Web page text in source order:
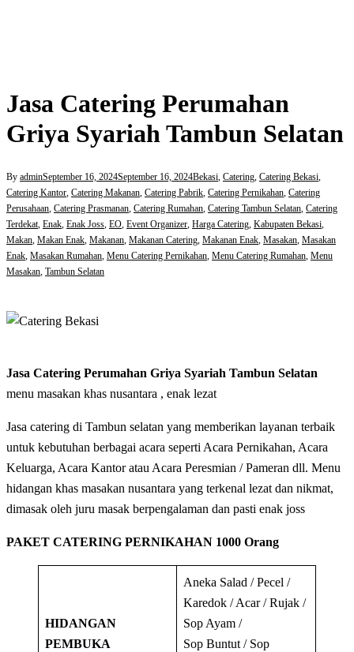
Jasa Catering Perumahan
Griya Syariah Tambun Selatan
By adminSeptember 16, 2024September 16, 2024Bekasi, Catering, Catering Bekasi,
Catering Kantor, Catering Makanan, Catering Pabrik, Catering Pernikahan, Catering
Perusahaan, Catering Prasmanan, Catering Rumahan, Catering Tambun Selatan, Catering
Terdekat, Enak, Enak Joss, EO, Event Organizer, Harga Catering, Kabupaten Bekasi,
Makan, Makan Enak, Makanan, Makanan Catering, Makanan Enak, Masakan, Masakan
Enak, Masakan Rumahan, Menu Catering Pernikahan, Menu Catering Rumahan, Menu
Masakan, Tambun Selatan
Jasa Catering Perumahan Griya Syariah Tambun Selatan
menu masakan khas nusantara , enak lezat
Jasa catering di Tambun selatan yang memberikan layanan terbaik
untuk kebutuhan berbagai acara seperti Acara Pernikahan, Acara
Keluarga, Acara Kantor atau Acara Peresmian / Pameran dll. Menu
hidangan khas masakan nusantara yang terkenal lezat dan nikmat,
dimasak oleh juru masak berpengalaman dan pasti enak joss
PAKET CATERING PERNIKAHAN 1000 Orang
HIDANGAN
PEMBUKA
Aneka Salad / Pecel /
Karedok / Acar / Rujak /
Sop Ayam /
Sop Buntut / Sop